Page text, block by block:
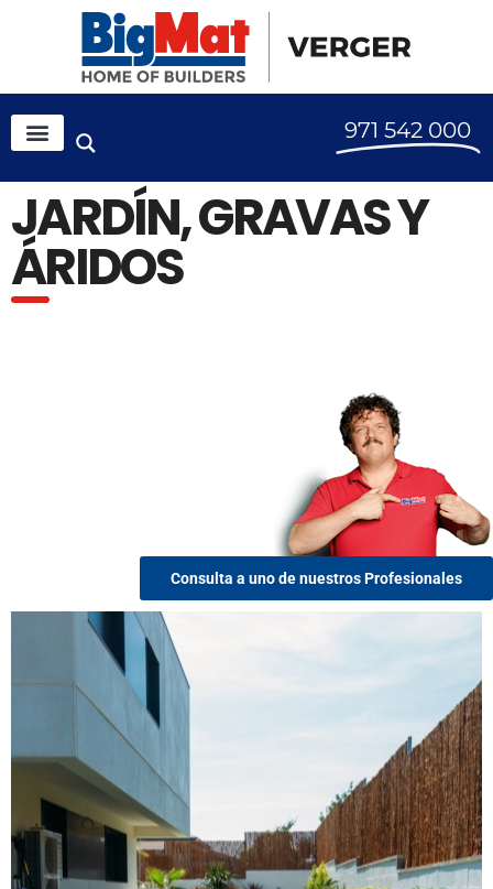
971 542 000
JARDÍN, GRAVAS Y
ÁRIDOS
Consulta a uno de nuestros Profesionales